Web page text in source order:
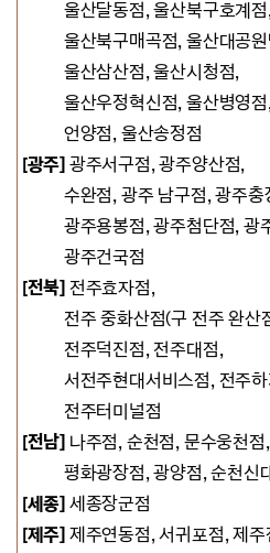
울산달동점, 울산북구호계
울산북구매곡점, 울산대공원
울산삼산점, 울산시청점,
울산우정혁신점, 울산병영점,
언양점, 울산송정점
[광주] 광주서구점, 광주양산점,
수완점, 광주 남구점, 광주충
광주용봉점, 광주첨단점, 광
광주건국점
[전북] 전주효자점,
전주 중화산점(구 전주 완산
전주덕진점,전주대점,
서전주현대서비스점, 전주
전주터미널점
[전남] 나주점, 순천점, 문수웅천점,
평화광장점, 광양점,순천신
[세종] 세종장군점
[제주] 제주연동점, 서귀포점, 제주